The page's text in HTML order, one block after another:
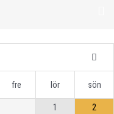
fre lör sön
1
2